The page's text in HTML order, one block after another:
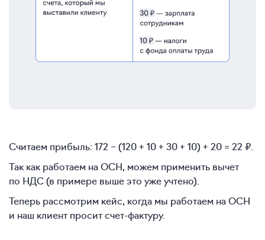
Считаем прибыль: 172 − (120 + 10 + 30 + 10) + 20 = 22 ₽.
Так как работаем на ОСН, можем применить вычет
по НДС (в примере выше это уже учтено).
Теперь рассмотрим кейс, когда мы работаем на ОСН
и наш клиент просит счет-фактуру.